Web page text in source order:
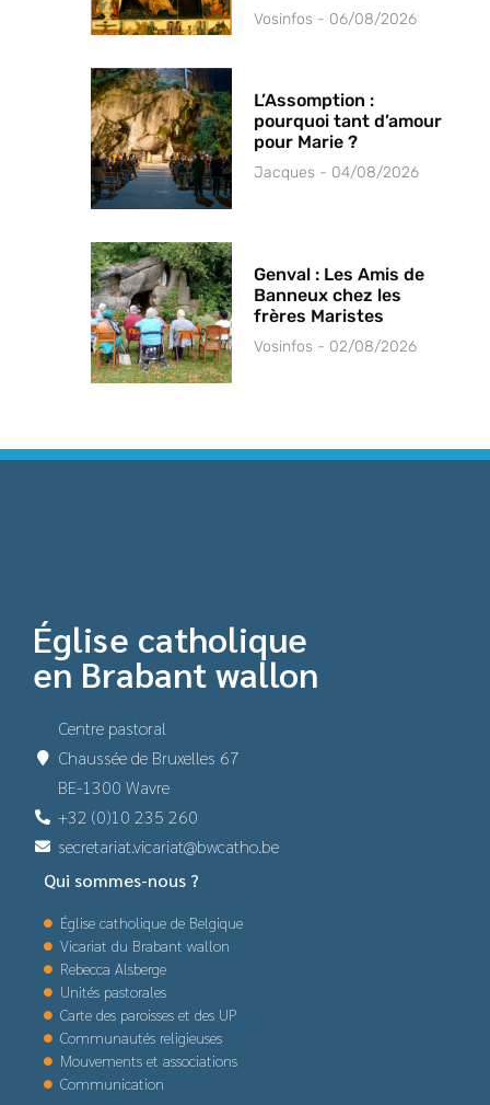
Vosinfos 06/08/2026
L’Assomption :
pourquoi tant d’amour
pour Marie ?
Jacques 04/08/2026
Genval : Les Amis de
Banneux chez les
frères Maristes
Vosinfos 02/08/2026
Église catholique
en Brabant wallon
Centre pastoral
Chaussée de Bruxelles 67
BE-1300 Wavre
+32 (0)10 235 260
secretariat.vicariat@bwcatho.be
Qui sommes-nous ?
Église catholique de Belgique
Vicariat du Brabant wallon
Rebecca Alsberge
Unités pastorales
Carte des paroisses et des UP
Communautés religieuses
Mouvements et associations
Communication